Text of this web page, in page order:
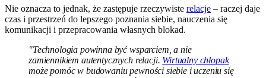
Nie oznacza to jednak, że zastępuje rzeczywiste relacje – raczej daje
czas i przestrzeń do lepszego poznania siebie, nauczenia się
komunikacji i przepracowania własnych blokad.
"Technologia powinna być wsparciem, a nie
zamiennikiem autentycznych relacji. Wirtualny chłopak
może pomóc w budowaniu pewności siebie i uczeniu się